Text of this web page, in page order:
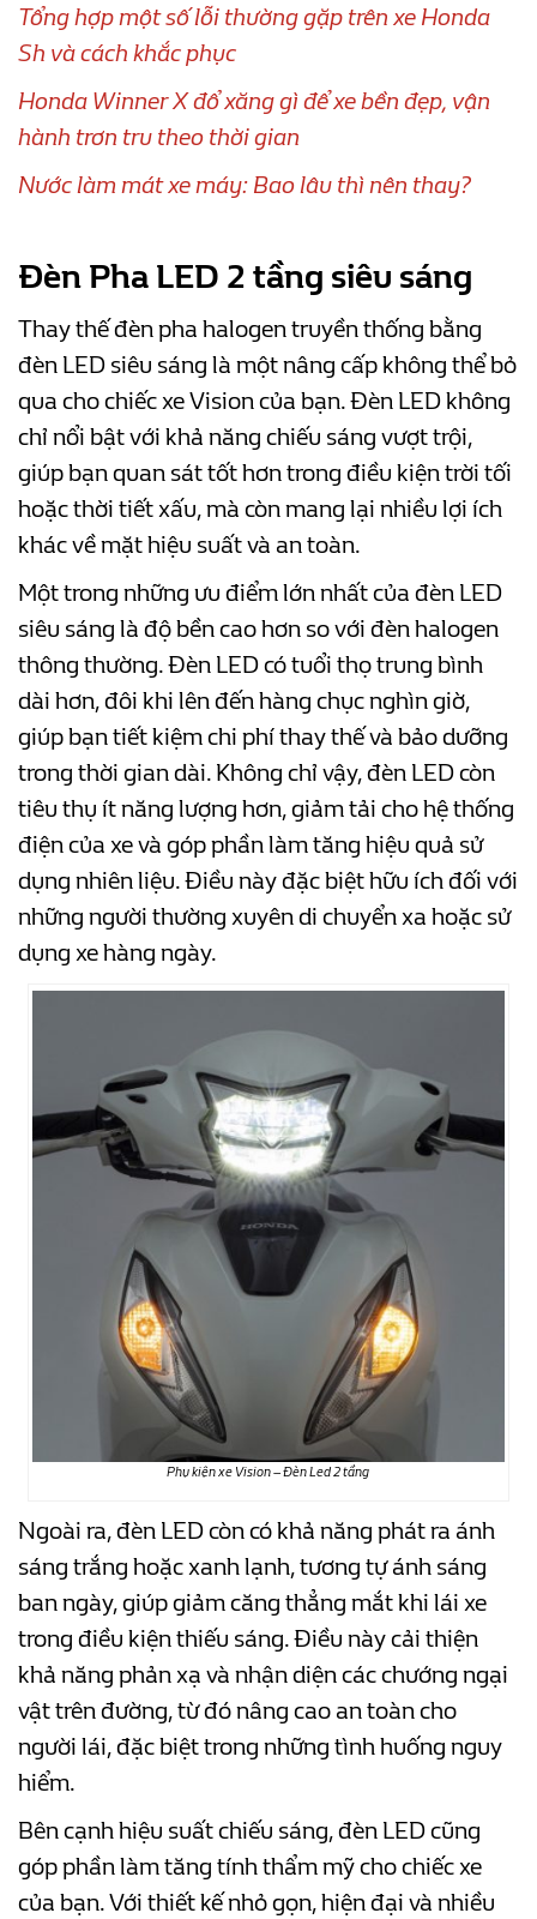
Tổng hợp một số lỗi thường gặp trên xe Honda
Sh và cách khắc phục
Honda Winner X đổ xăng gì để xe bền đẹp, vận
hành trơn tru theo thời gian
Nước làm mát xe máy: Bao lâu thì nên thay?
Đèn Pha LED 2 tầng siêu sáng
Thay thế đèn pha halogen truyền thống bằng
đèn LED siêu sáng là một nâng cấp không thể bỏ
qua cho chiếc xe Vision của bạn. Đèn LED không
chỉ nổi bật với khả năng chiếu sáng vượt trội,
giúp bạn quan sát tốt hơn trong điều kiện trời tối
hoặc thời tiết xấu, mà còn mang lại nhiều lợi ích
khác về mặt hiệu suất và an toàn.
Một trong những ưu điểm lớn nhất của đèn LED
siêu sáng là độ bền cao hơn so với đèn halogen
thông thường. Đèn LED có tuổi thọ trung bình
dài hơn, đôi khi lên đến hàng chục nghìn giờ,
giúp bạn tiết kiệm chi phí thay thế và bảo dưỡng
trong thời gian dài. Không chỉ vậy, đèn LED còn
tiêu thụ ít năng lượng hơn, giảm tải cho hệ thống
điện của xe và góp phần làm tăng hiệu quả sử
dụng nhiên liệu. Điều này đặc biệt hữu ích đối với
những người thường xuyên di chuyển xa hoặc sử
dụng xe hàng ngày.
Phụ kiện xe Vision – Đèn Led 2 tầng
Ngoài ra, đèn LED còn có khả năng phát ra ánh
sáng trắng hoặc xanh lạnh, tương tự ánh sáng
ban ngày, giúp giảm căng thẳng mắt khi lái xe
trong điều kiện thiếu sáng. Điều này cải thiện
khả năng phản xạ và nhận diện các chướng ngại
vật trên đường, từ đó nâng cao an toàn cho
người lái, đặc biệt trong những tình huống nguy
hiểm.
Bên cạnh hiệu suất chiếu sáng, đèn LED cũng
góp phần làm tăng tính thẩm mỹ cho chiếc xe
của bạn. Với thiết kế nhỏ gọn, hiện đại và nhiều